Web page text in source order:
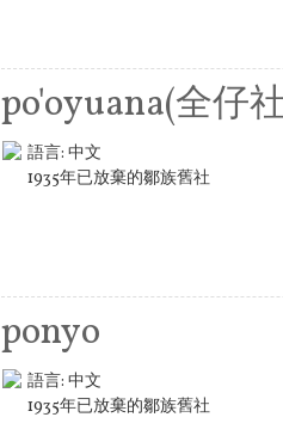
po'oyuana(全仔
語言: 中文
1935年已放棄的鄒族舊社
ponyo
語言: 中文
1935年已放棄的鄒族舊社